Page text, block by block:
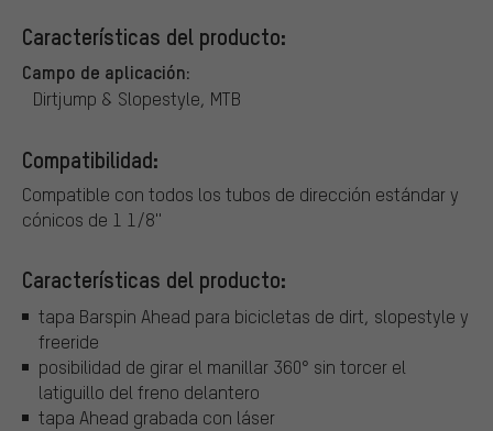
Características del producto:
Campo de aplicación:
Dirtjump & Slopestyle, MTB
Compatibilidad:
Compatible con todos los tubos de dirección estándar y
cónicos de 1 1/8''
Características del producto:
tapa Barspin Ahead para bicicletas de dirt, slopestyle y
freeride
posibilidad de girar el manillar 360° sin torcer el
latiguillo del freno delantero
tapa Ahead grabada con láser